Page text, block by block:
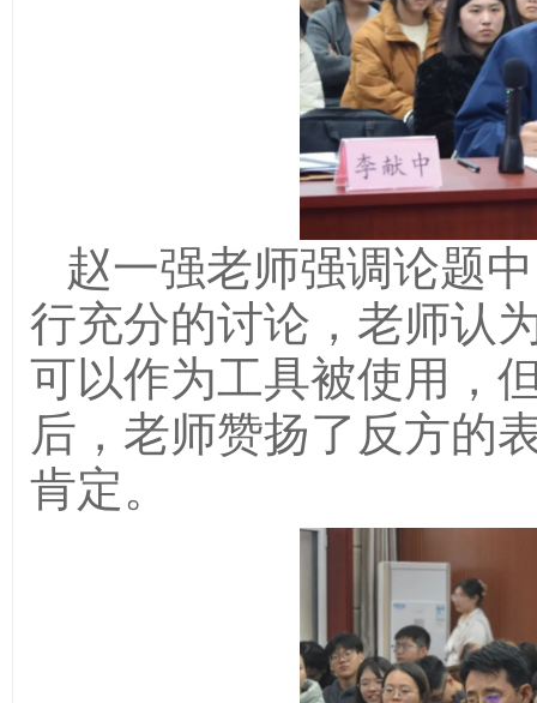
赵一强老师强调论题
行充分的讨论，老师认
可以作为工具被使用，
后，老师赞扬了反方的
肯定。